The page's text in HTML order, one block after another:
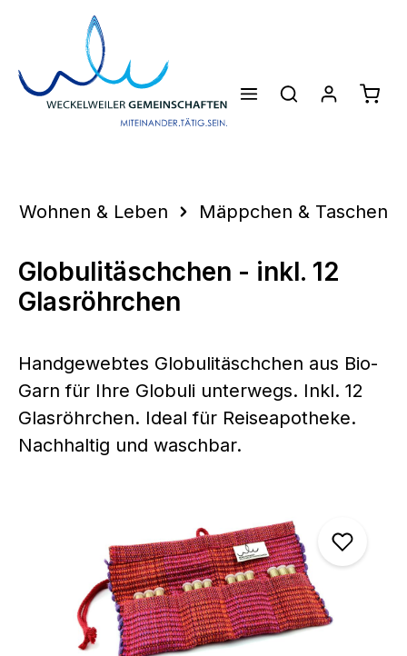
Zum Hauptinhalt springen
Wohnen & Leben Mäppchen & Taschen
Globulitäschchen - inkl. 12
Glasröhrchen
Handgewebtes Globulitäschchen aus Bio-
Garn für Ihre Globuli unterwegs. Inkl. 12
Glasröhrchen. Ideal für Reiseapotheke.
Nachhaltig und waschbar.